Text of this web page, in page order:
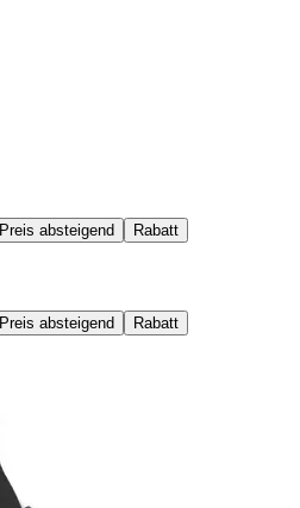
Preis absteigend Rabatt
Preis absteigend Rabatt